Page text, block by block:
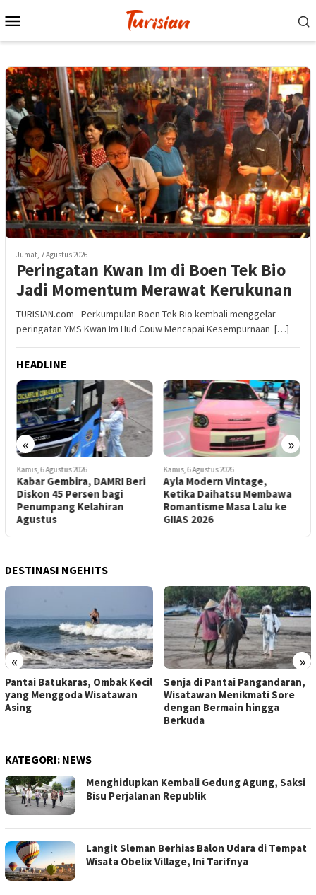
ke
Mobile
Jumat, 7 Agustus 2026
Peringatan Kwan Im di Boen Tek Bio
Jadi Momentum Merawat Kerukunan
TURISIAN.com - Perkumpulan Boen Tek Bio kembali menggelar
peringatan YMS Kwan Im Hud Couw Mencapai Kesempurnaan […]
HEADLINE
« »
Kamis, 6 Agustus 2026
Kabar Gembira, DAMRI Beri
Diskon 45 Persen bagi
Penumpang Kelahiran
Agustus
Kamis, 6 Agustus 2026
Ayla Modern Vintage,
Ketika Daihatsu Membawa
Romantisme Masa Lalu ke
GIIAS 2026
DESTINASI NGEHITS
« »
Pantai Batukaras, Ombak Kecil
yang Menggoda Wisatawan
Asing
Senja di Pantai Pangandaran,
Wisatawan Menikmati Sore
dengan Bermain hingga
Berkuda
KATEGORI: NEWS
Menghidupkan Kembali Gedung Agung, Saksi
Bisu Perjalanan Republik
Langit Sleman Berhias Balon Udara di Tempat
Wisata Obelix Village, Ini Tarifnya